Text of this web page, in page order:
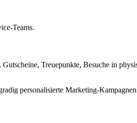
Teams.
Treuepunkte, Besuche in
personalisierte Marketing-Kampagnen